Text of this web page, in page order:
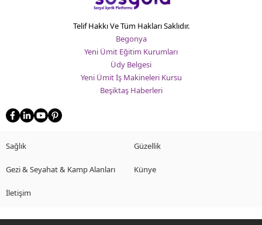
Telif Hakkı Ve Tüm Hakları Saklıdır.
Begonya
Yeni Ümit Eğitim Kurumları
Üdy Belgesi
Yeni Ümit İş Makineleri Kursu
Beşiktaş Haberleri
Sağlık Güzellik
Gezi & Seyahat & Kamp Alanları Künye
İletişim